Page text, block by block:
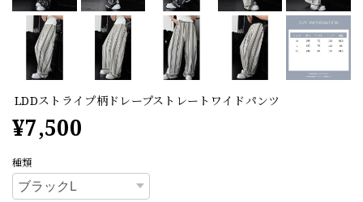
LDDストライプ柄ドレープストレートワイドパンツ
¥7,500
種類